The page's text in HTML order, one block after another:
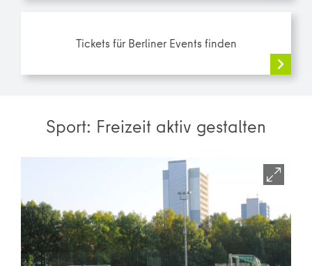
Tickets für Berliner Events finden
Sport: Freizeit aktiv gestalten